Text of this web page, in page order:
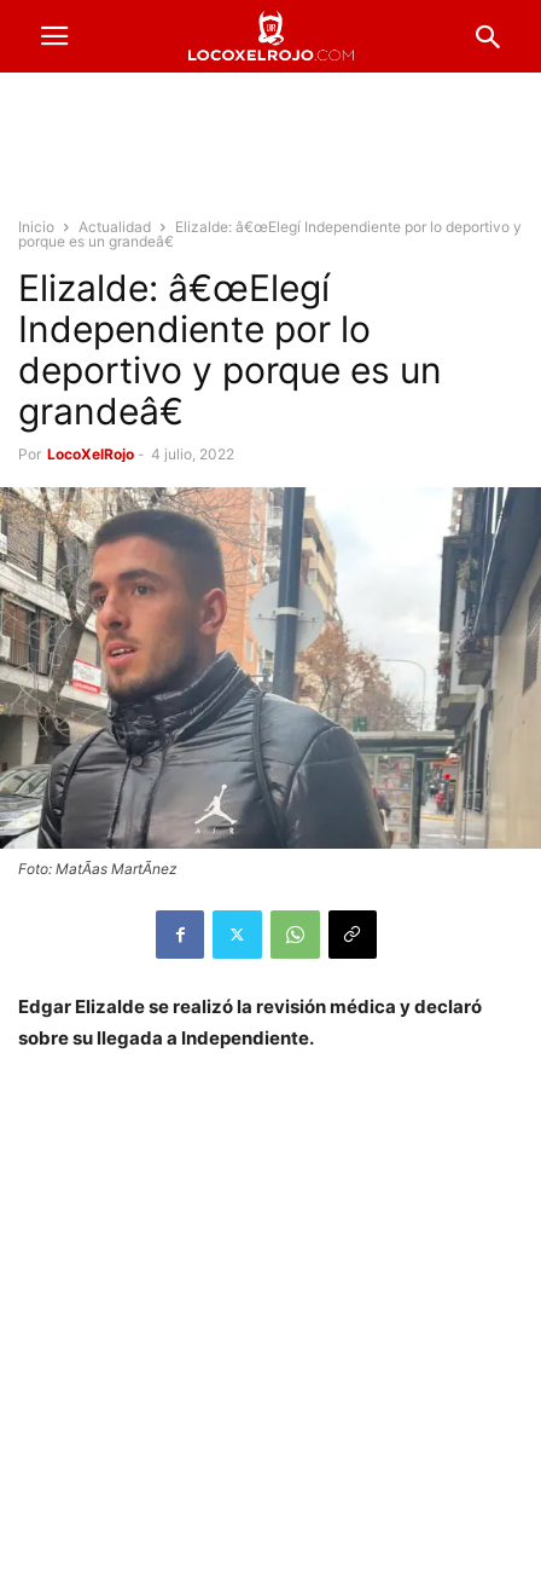
Inicio Actualidad
Elizalde: â€œElegí Independiente por lo deportivo y
porque es un grandeâ€
Elizalde: â€œElegí
Independiente por lo
deportivo y porque es un
grandeâ€
Por LocoXelRojo - 4 julio, 2022
Foto: MatÃ­as MartÃ­nez
Edgar Elizalde se realizó la revisión médica y declaró
sobre su llegada a Independiente.